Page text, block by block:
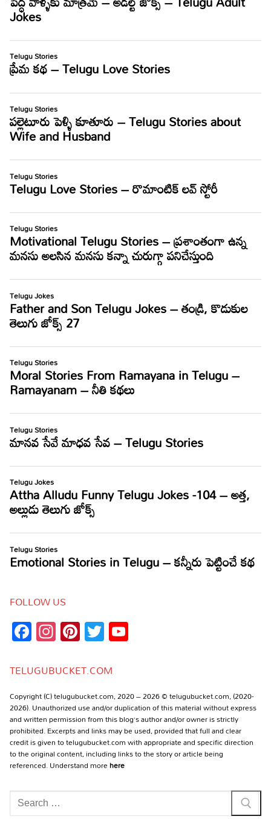
FOLLOW US
Facebook
Instagram
Pinterest
Twitter
TELUGUBUCKET.COM
Copyright (C) telugubucket.com, 2020 – 2026 © telugubucket.com, (2020-
2026). Unauthorized use and/or duplication of this material without express
and written permission from this blog’s author and/or owner is strictly
prohibited. Excerpts and links may be used, provided that full and clear
credit is given to telugubucket.com with appropriate and specific direction
to the original content, including links to the story or article being
referenced. Understand morehere
Search
for: